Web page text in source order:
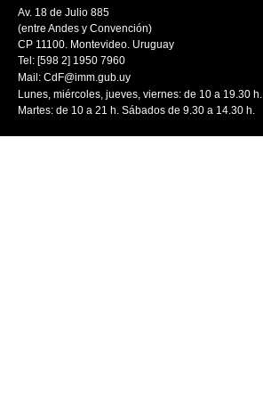
Av. 18 de Julio 885
(entre Andes y Convención)
CP 11100. Montevideo. Uruguay
Tel: [598 2] 1950 7960
Mail: CdF@imm.gub.uy
Lunes, miércoles, jueves, viernes: de 10 a 19.30 h.
Martes: de 10 a 21 h. Sábados de 9.30 a 14.30 h.